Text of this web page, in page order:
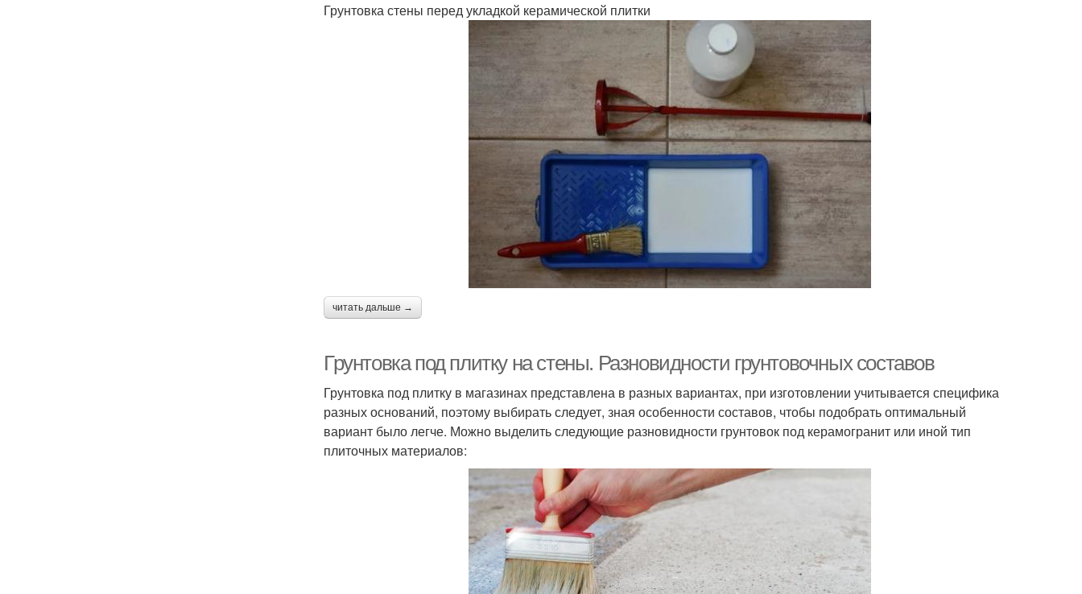
Грунтовка стены перед укладкой керамической плитки
читать дальше →
Грунтовка под плитку на стены. Разновидности грунтовочных составов
Грунтовка под плитку в магазинах представлена в разных вариантах, при изготовлении учитывается специфика
разных оснований, поэтому выбирать следует, зная особенности составов, чтобы подобрать оптимальный
вариант было легче. Можно выделить следующие разновидности грунтовок под керамогранит или иной тип
плиточных материалов: